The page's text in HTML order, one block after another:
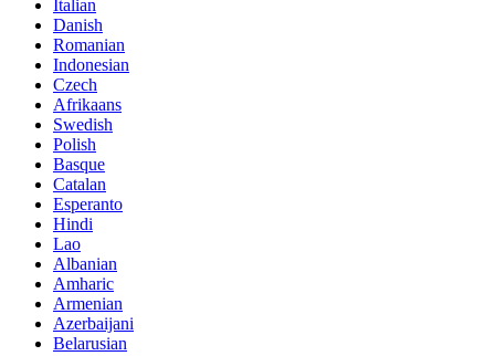
Italian
Danish
Romanian
Indonesian
Czech
Afrikaans
Swedish
Polish
Basque
Catalan
Esperanto
Hindi
Lao
Albanian
Amharic
Armenian
Azerbaijani
Belarusian